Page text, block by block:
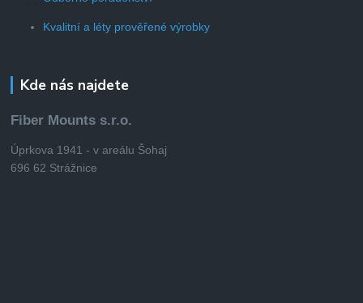
Kvalitní a léty prověřené výrobky
Kde nás najdete
Fiber Mounts s.r.o.
Úprkova 1941 - v areálu Šohaj
696 62 Strážnice